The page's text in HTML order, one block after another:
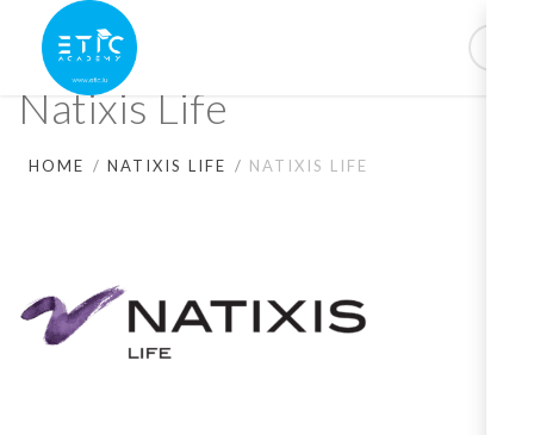
Natixis Life
HOME NATIXIS LIFE NATIXIS LIFE